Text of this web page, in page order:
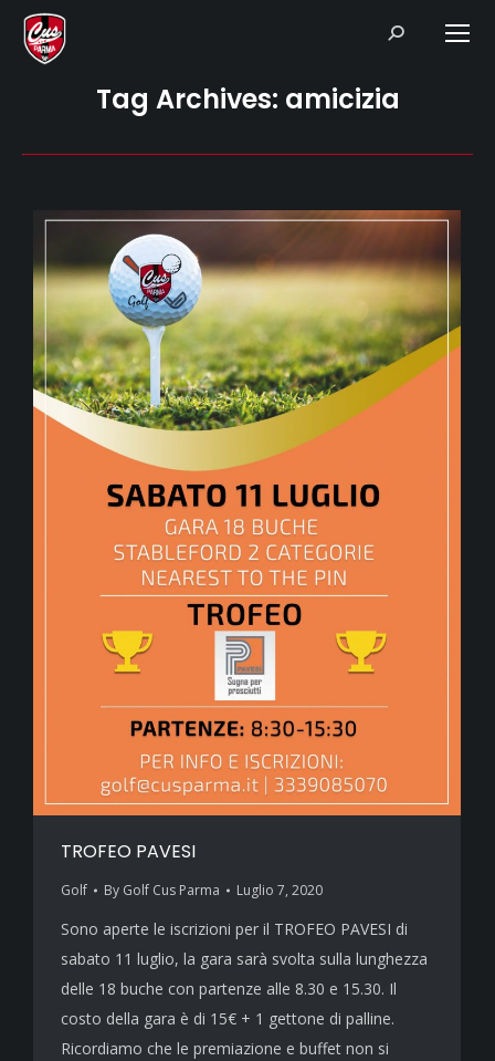
Search:
Tag Archives: amicizia
TROFEO PAVESI
Golf By Golf Cus Parma Luglio 7, 2020
Sono aperte le iscrizioni per il TROFEO PAVESI di
sabato 11 luglio, la gara sarà svolta sulla lunghezza
delle 18 buche con partenze alle 8.30 e 15.30. Il
costo della gara è di 15€ + 1 gettone di palline.
Ricordiamo che le premiazione e buffet non si